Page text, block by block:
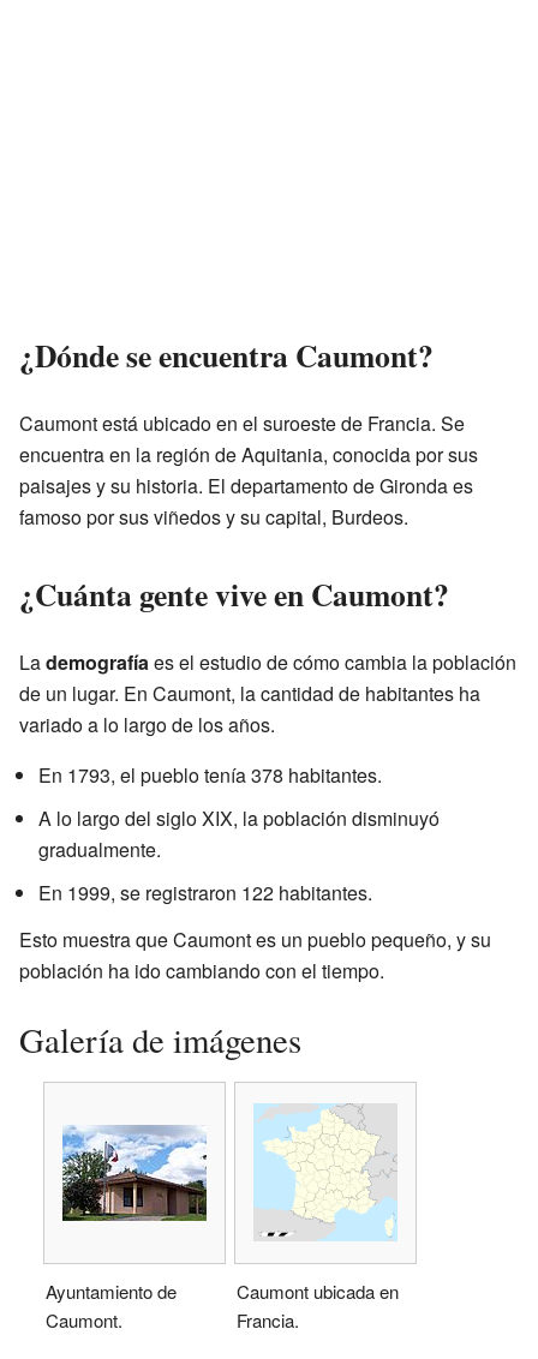
¿Dónde se encuentra Caumont?
Caumont está ubicado en el suroeste de Francia. Se
encuentra en la región de Aquitania, conocida por sus
paisajes y su historia. El departamento de Gironda es
famoso por sus viñedos y su capital, Burdeos.
¿Cuánta gente vive en Caumont?
Lademografíaes el estudio de cómo cambia la población
de un lugar. En Caumont, la cantidad de habitantes ha
variado a lo largo de los años.
En 1793, el pueblo tenía 378 habitantes.
A lo largo del siglo XIX, la población disminuyó
gradualmente.
En 1999, se registraron 122 habitantes.
Esto muestra que Caumont es un pueblo pequeño, y su
población ha ido cambiando con el tiempo.
Galería de imágenes
Ayuntamiento de
Caumont.
Caumont ubicada en
Francia.